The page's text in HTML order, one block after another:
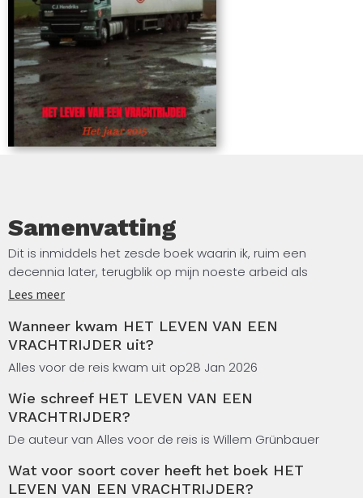
Samenvatting
Dit is inmiddels het zesde boek waarin ik, ruim een
decennia later, terugblik op mijn noeste arbeid als
internationaal vrachtrijder, in de volksmond ook wel
boeken ruimschoots te lezen is hoe en welke, doorgaan
snelwegmijdende routes ik reed, heb ik mij in 2015 meer
toegelegd om iets van de geschiedenis en historie te
bevond, alsmede een wat levensbeschouwende
interpretatie mijnerzijds. Wederom een deel waarbij ik
probeer de lezer enig inzicht te geven in het wel en wee,
Lees meer
Wanneer kwam HET LEVEN VAN EEN
VRACHTRIJDER uit?
Alles voor de reis kwam uit op28 Jan 2026
Wie schreef HET LEVEN VAN EEN
VRACHTRIJDER?
De auteur van Alles voor de reis is Willem Grünbauer
Wat voor soort cover heeft het boek HET
LEVEN VAN EEN VRACHTRIJDER?